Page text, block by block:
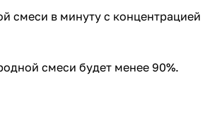
смеси в минуту с концентрацией
смеси будет менее 90%.